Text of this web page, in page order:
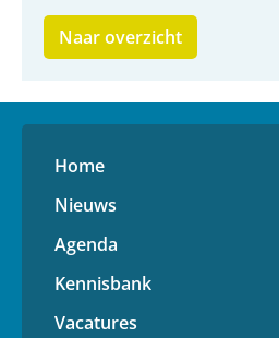
Naar overzicht
Home
Nieuws
Agenda
Kennisbank
Vacatures